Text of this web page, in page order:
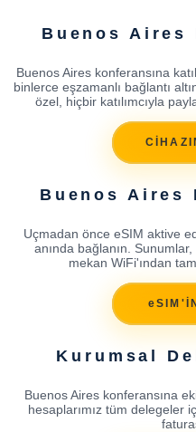
Buenos Aires
Buenos Aires konferansına
binlerce eşzamanlı bağlantı
özel, hiçbir katılımcıyla
Buenos Aires
Uçmadan önce eSIM aktive
anında bağlanın.
mekan WiFi'ından
Kurumsal
Buenos Aires konferansına
hesaplarımız tüm delegeler